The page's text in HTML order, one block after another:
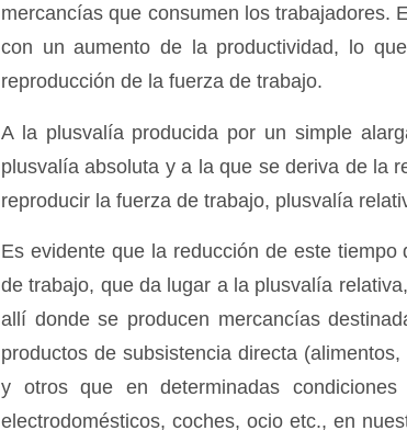
mercancías que consumen los trabajadores.
con un aumento de la productividad, lo
reproducción de la fuerza de trabajo.
A la plusvalía producida por un simple
plusvalía absoluta y a la que se deriva de la
reproducir la fuerza de trabajo, plusvalía
Es evidente que la reducción de este
de trabajo, que da lugar a la plusvalía
allí donde se producen mercancías
productos de subsistencia directa
y otros que en determinadas
electrodomésticos, coches, ocio etc., en